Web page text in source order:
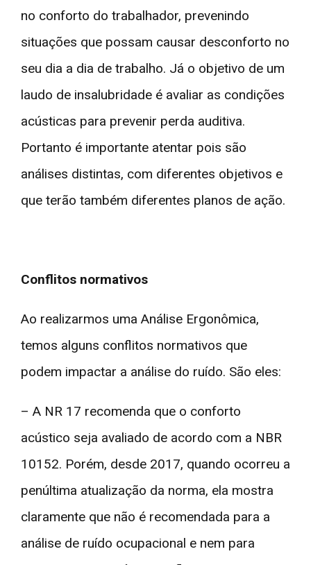
no conforto do trabalhador, prevenindo
situações que possam causar desconforto no
seu dia a dia de trabalho. Já o objetivo de um
laudo de insalubridade é avaliar as condições
acústicas para prevenir perda auditiva.
Portanto é importante atentar pois são
análises distintas, com diferentes objetivos e
que terão também diferentes planos de ação.
Conflitos normativos
Ao realizarmos uma Análise Ergonômica,
temos alguns conflitos normativos que
podem impactar a análise do ruído. São eles:
– A NR 17 recomenda que o conforto
acústico seja avaliado de acordo com a NBR
10152. Porém, desde 2017, quando ocorreu a
penúltima atualização da norma, ela mostra
claramente que não é recomendada para a
análise de ruído ocupacional e nem para